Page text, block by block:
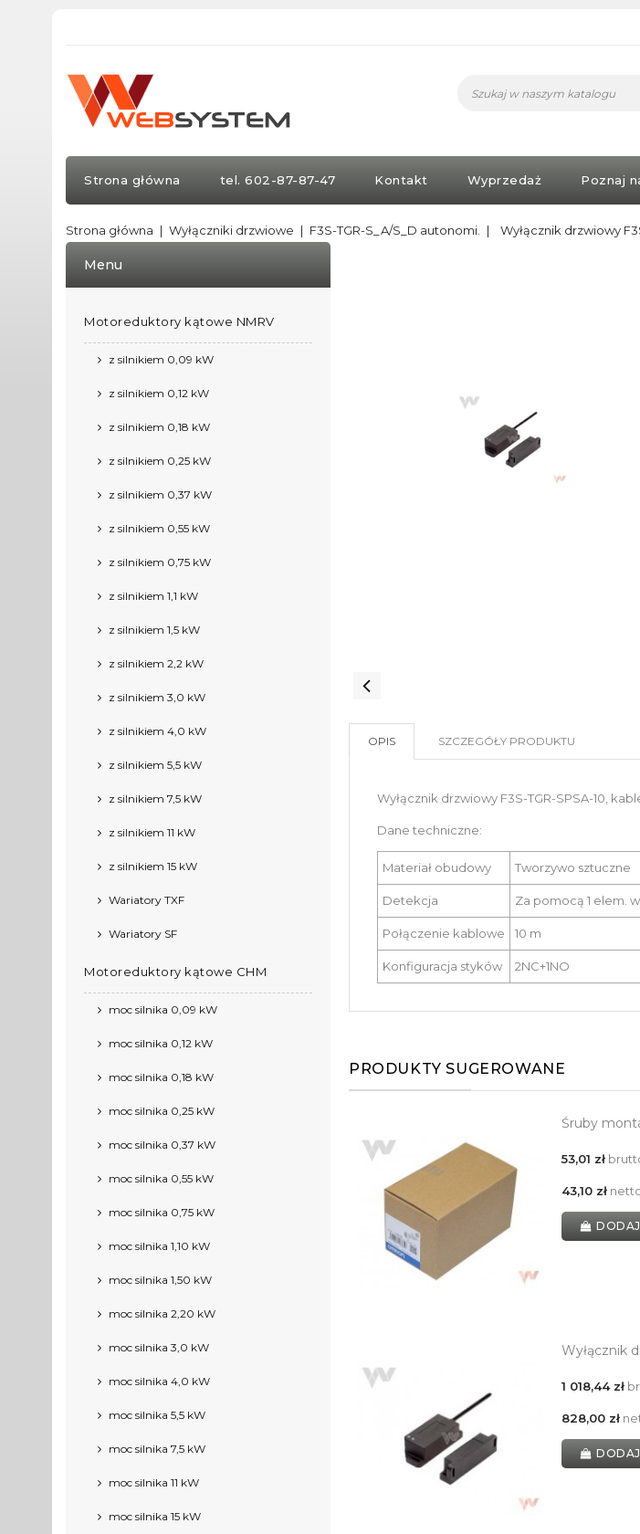
Strona główna tel. 602-87-87-47 Kontakt Wyprzedaż Poznaj
Strona główna Wyłączniki drzwiowe F3S-TGR-S_A/S_D autonomi. Wyłącznik drzwiowy
Menu
Motoreduktory kątowe NMRV
z silnikiem 0,09 kW
z silnikiem 0,12 kW
z silnikiem 0,18 kW
z silnikiem 0,25 kW
z silnikiem 0,37 kW
z silnikiem 0,55 kW
z silnikiem 0,75 kW
z silnikiem 1,1 kW
z silnikiem 1,5 kW
z silnikiem 2,2 kW
z silnikiem 3,0 kW
z silnikiem 4,0 kW
z silnikiem 5,5 kW
z silnikiem 7,5 kW
z silnikiem 11 kW
z silnikiem 15 kW
Wariatory TXF
Wariatory SF
Motoreduktory kątowe CHM
moc silnika 0,09 kW
moc silnika 0,12 kW
moc silnika 0,18 kW
moc silnika 0,25 kW
moc silnika 0,37 kW
moc silnika 0,55 kW
moc silnika 0,75 kW
moc silnika 1,10 kW
moc silnika 1,50 kW
moc silnika 2,20 kW
moc silnika 3,0 kW
moc silnika 4,0 kW
moc silnika 5,5 kW
moc silnika 7,5 kW
moc silnika 11 kW
moc silnika 15 kW
OPIS SZCZEGÓŁY PRODUKTU
Wyłącznik drzwiowy F3S-TGR-SPSA-10,
Dane techniczne:
Materiał obudowy Tworzywo sztuczne
Detekcja Za pomocą 1 elem.
Połączenie kablowe 10 m
Konfiguracja styków 2NC+1NO
PRODUKTY SUGEROWANE
Śruby
53,01 zł
43,10 zł
Wyłącznik
1 018,44 zł
828,00 zł